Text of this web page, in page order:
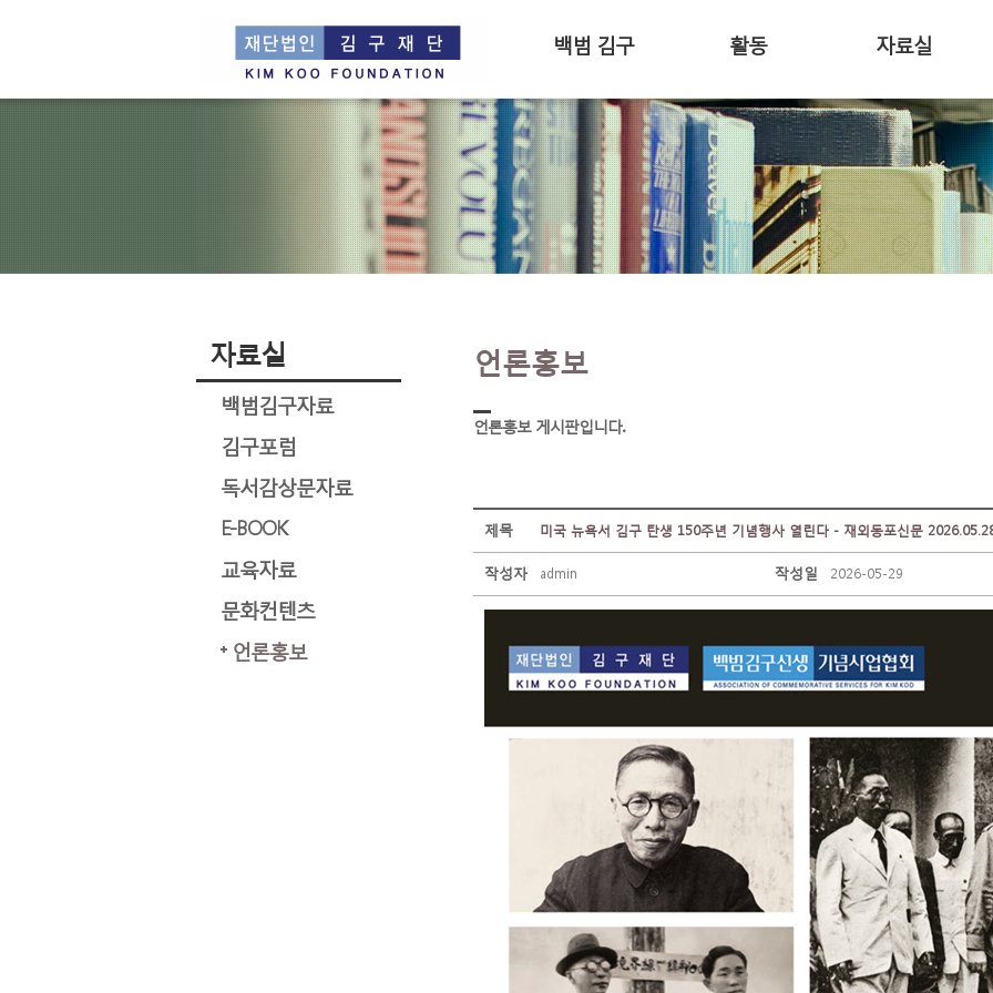
백범 김구 활동 자료실
자료실
백범김구자료
김구포럼
독서감상문자료
E-BOOK
교육자료
문화컨텐츠
언론홍보
언론홍보
언론홍보 게시판입니다.
제목 미국 뉴욕서 김구 탄생 150주년 기념행사 열린다 - 재외동포신문
작성자 admin 작성일 2026-05-29